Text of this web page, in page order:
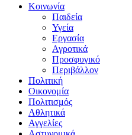
Κοινωνία
Παιδεία
Υγεία
Εργασία
Αγροτικά
Προσφυγικό
Περιβάλλον
Πολιτική
Οικονομία
Πολιτισμός
Αθλητικά
Αγγελίες